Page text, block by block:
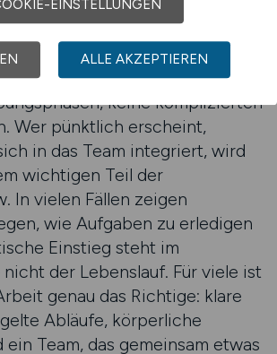
starten als Bauhelfer ohne
und genau das macht den
Es braucht keine
keine komplizierten
Wer pünktlich erscheint,
in das Team integriert, wird
wichtigen Teil der
In vielen Fällen zeigen
wie Aufgaben zu erledigen
Einstieg steht im
der Lebenslauf. Für viele ist
genau das Richtige: klare
Abläufe, körperliche
ein Team, das gemeinsam etwas
EINSTELLUNGEN
ALLE AKZEPTIEREN